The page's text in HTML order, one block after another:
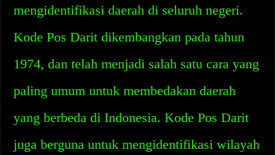
mengidentifikasi daerah di seluruh negeri.
Kode Pos Darit dikembangkan pada tahun
1974, dan telah menjadi salah satu cara yang
paling umum untuk membedakan daerah
yang berbeda di Indonesia. Kode Pos Darit
juga berguna untuk mengidentifikasi wilayah